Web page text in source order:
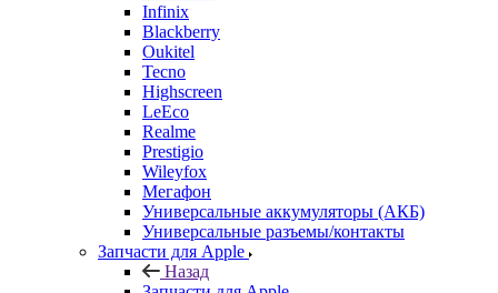
Infinix
Blackberry
Oukitel
Tecno
Highscreen
LeEco
Realme
Prestigio
Wileyfox
Мегафон
Универсальные аккумуляторы (АКБ)
Универсальные разъемы/контакты
Запчасти для Apple
Назад